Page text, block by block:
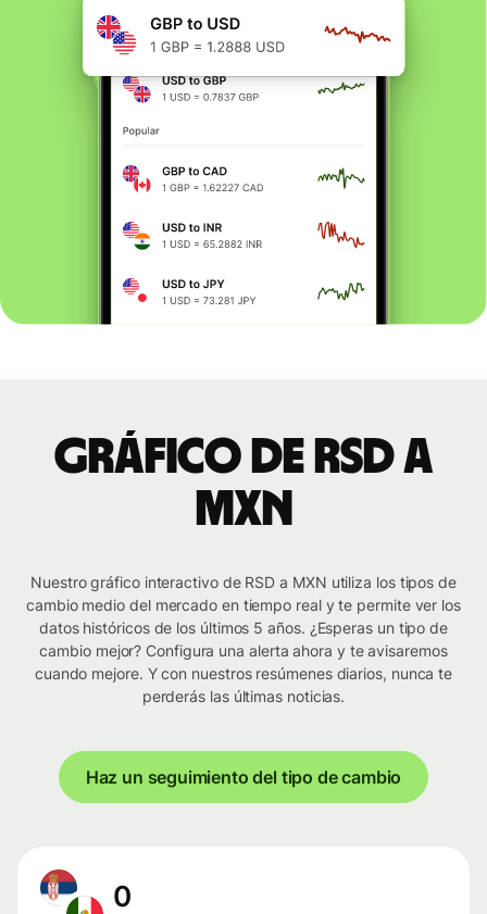
Gráfico de RSD a
MXN
Nuestro gráfico interactivo de RSD a MXN utiliza los tipos de
cambio medio del mercado en tiempo real y te permite ver los
datos históricos de los últimos 5 años. ¿Esperas un tipo de
cambio mejor? Configura una alerta ahora y te avisaremos
cuando mejore. Y con nuestros resúmenes diarios, nunca te
perderás las últimas noticias.
Haz un seguimiento del tipo de cambio
0